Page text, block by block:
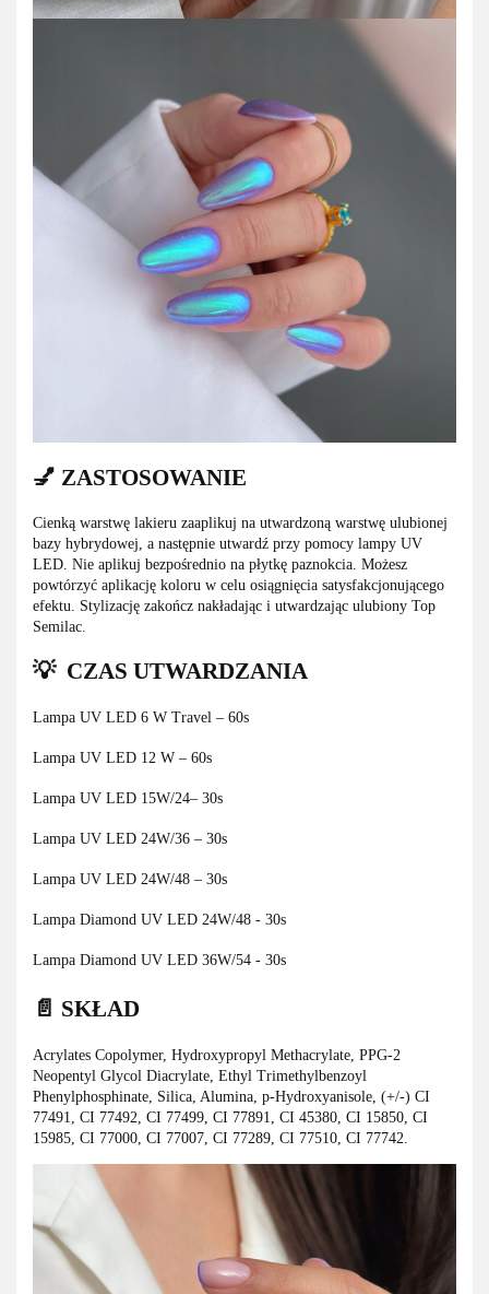
💅 ZASTOSOWANIE
Cienką warstwę lakieru zaaplikuj na utwardzoną warstwę ulubionej
bazy hybrydowej, a następnie utwardź przy pomocy lampy UV
LED. Nie aplikuj bezpośrednio na płytkę paznokcia. Możesz
powtórzyć aplikację koloru w celu osiągnięcia satysfakcjonującego
efektu. Stylizację zakończ nakładając i utwardzając ulubiony Top
Semilac.
💡 CZAS UTWARDZANIA
Lampa UV LED 6 W Travel – 60s
Lampa UV LED 12 W – 60s
Lampa UV LED 15W/24– 30s
Lampa UV LED 24W/36 – 30s
Lampa UV LED 24W/48 – 30s
Lampa Diamond UV LED 24W/48 - 30s
Lampa Diamond UV LED 36W/54 - 30s
📄 SKŁAD
Acrylates Copolymer, Hydroxypropyl Methacrylate, PPG-2
Neopentyl Glycol Diacrylate, Ethyl Trimethylbenzoyl
Phenylphosphinate, Silica, Alumina, p-Hydroxyanisole, (+/-) CI
77491, CI 77492, CI 77499, CI 77891, CI 45380, CI 15850, CI
15985, CI 77000, CI 77007, CI 77289, CI 77510, CI 77742.